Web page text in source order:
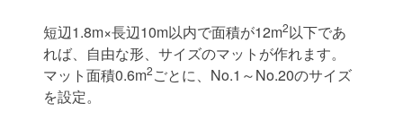
短辺1.8m×長辺10m以内で面積が12m2以下であ
れば、自由な形、サイズのマットが作れます。
マット面積0.6m2ごとに、No.1～No.20のサイズ
を設定。